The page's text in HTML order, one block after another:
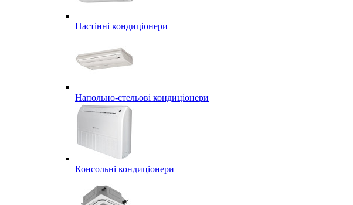
Настінні кондиціонери
Напольно-стельові кондиціонери
Консольні кондиціонери